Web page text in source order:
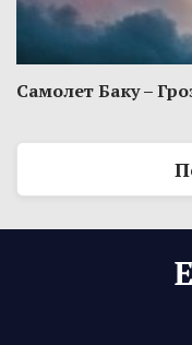
Самолет Баку –